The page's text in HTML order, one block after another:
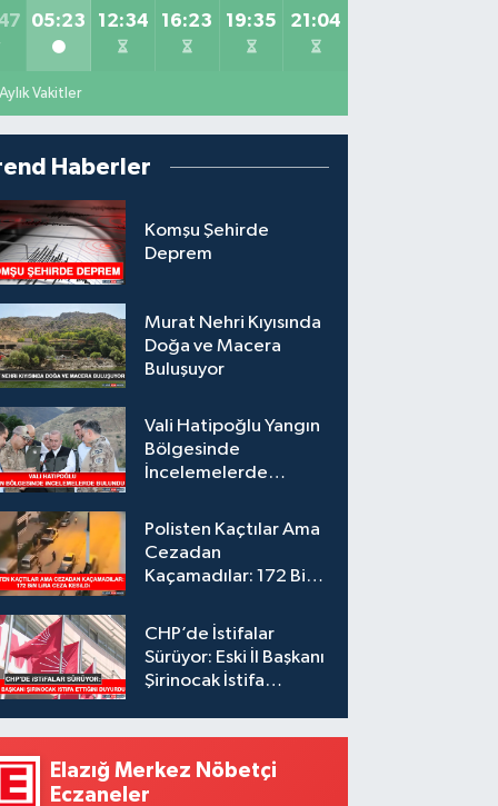
05:23 12:34 16:23 19:35 21:04
Aylık Vakitler
Haberler
Komşu Şehirde
Deprem
Murat Nehri Kıyısında
Doğa ve Macera
Buluşuyor
Vali Hatipoğlu Yangın
Bölgesinde
İncelemelerde
Polisten Kaçtılar Ama
Cezadan
Kaçamadılar: 172 Bin
CHP’de İstifalar
Sürüyor: Eski İl Başkanı
Şirinocak İstifa
Elazığ Merkez Nöbetçi
Eczaneler